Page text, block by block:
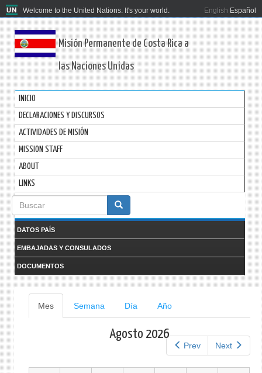
Welcome to the United Nations. It's your world. English Español
Misión Permanente de Costa Rica a
las Naciones Unidas
INICIO
DECLARACIONES Y DISCURSOS
ACTIVIDADES DE MISIÓN
MISSION STAFF
ABOUT
LINKS
Formulario
de
búsqueda
DATOS PAÍS
EMBAJADAS Y CONSULADOS
DOCUMENTOS
Solapas
principales
Mes(solapa
activa)
Semana Día Año
Prev Next
Agosto 2026